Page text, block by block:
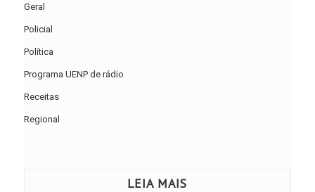
Geral
Policial
Política
Programa UENP de rádio
Receitas
Regional
LEIA MAIS